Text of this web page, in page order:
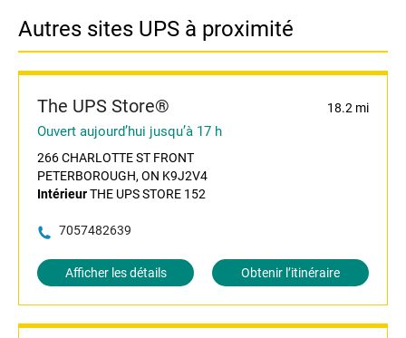
Autres sites UPS à proximité
The UPS Store® 18.2 mi
Ouvert aujourd’hui jusqu’à 17 h
266 CHARLOTTE ST FRONT
PETERBOROUGH, ON K9J2V4
IntérieurTHE UPS STORE 152
7057482639
Afficher les détails Obtenir l’itinéraire